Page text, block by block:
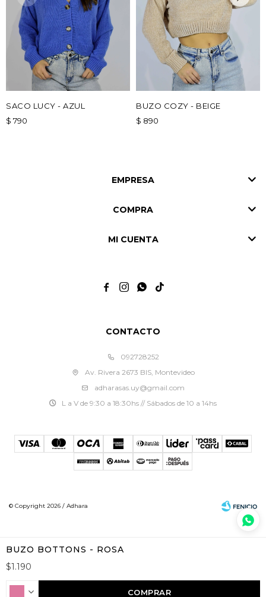
BUZO BOTTONS - ROSA
$1.190
COMPRAR
SACO LUCY - AZUL
$ 790
BUZO COZY - BEIGE
$ 890
CONTACTO
092728252
Av. Rivera 2673 BIS, Montevideo
adharasas.uy@gmail.com
L a V de 9:30 a 18:30hs // Sábados de 10 a 14hs
EMPRESA
COMPRA
MI CUENTA
   
© Copyright 2026 / Adhara